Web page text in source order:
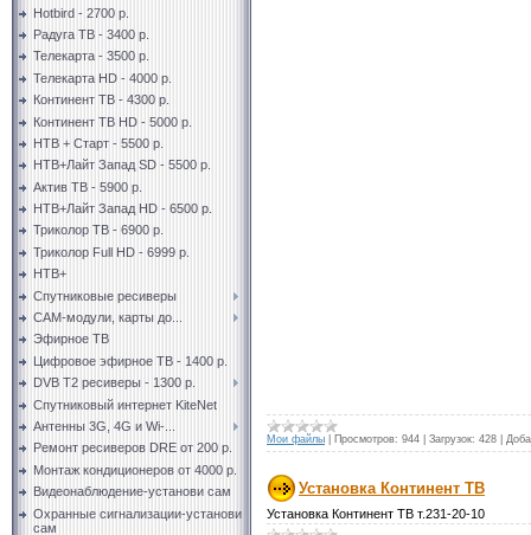
Hotbird - 2700 р.
Радуга ТВ - 3400 р.
Телекарта - 3500 р.
Телекарта HD - 4000 р.
Континент ТВ - 4300 р.
Континент ТВ HD - 5000 р.
НТВ + Старт - 5500 р.
НТВ+Лайт Запад SD - 5500 р.
Актив ТВ - 5900 р.
НТВ+Лайт Запад HD - 6500 р.
Триколор ТВ - 6900 р.
Триколор Full HD - 6999 р.
НТВ+
Спутниковые ресиверы
CAM-модули, карты до...
Эфирное ТВ
Цифровое эфирное ТВ - 1400 р.
DVB T2 ресиверы - 1300 р.
Спутниковый интернет KiteNet
Антенны 3G, 4G и Wi-...
Ремонт ресиверов DRE от 200 р.
Монтаж кондиционеров от 4000 р.
Видеонаблюдение-установи сам
Охранные сигнализации-установи
сам
Мои файлы Просмотров: 944 Загрузок: 428
Установка Континент ТВ
Установка Континент ТВ т.231-20-10